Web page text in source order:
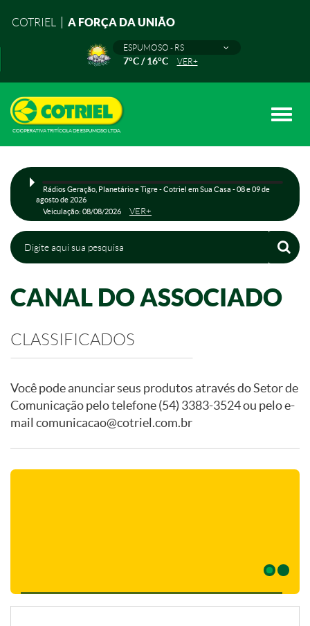
COTRIEL A FORÇA DA UNIÃO
ESPUMOSO - RS
7°C / 16°C VER+
Toggle
Rádios Geração, Planetário e Tigre - Cotriel em Sua Casa - 08 e 09 de
agosto de 2026
Veiculação: 08/08/2026
VER+
CANAL DO ASSOCIADO
CLASSIFICADOS
Você pode anunciar seus produtos através do Setor de
Comunicação pelo telefone(54) 3383-3524ou pelo e-
mail comunicacao@cotriel.com.br
Previous